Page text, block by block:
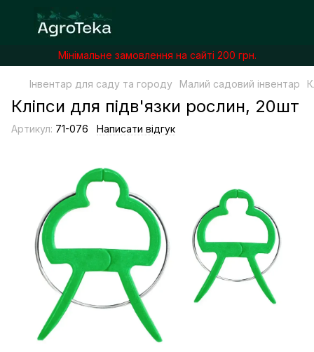
Мінімальне замовлення на сайті 200 грн.
Інвентар для саду та городу Малий садовий інвентар
Кліпси для підв'язки рослин, 20шт
Артикул: 71-076 Написати відгук